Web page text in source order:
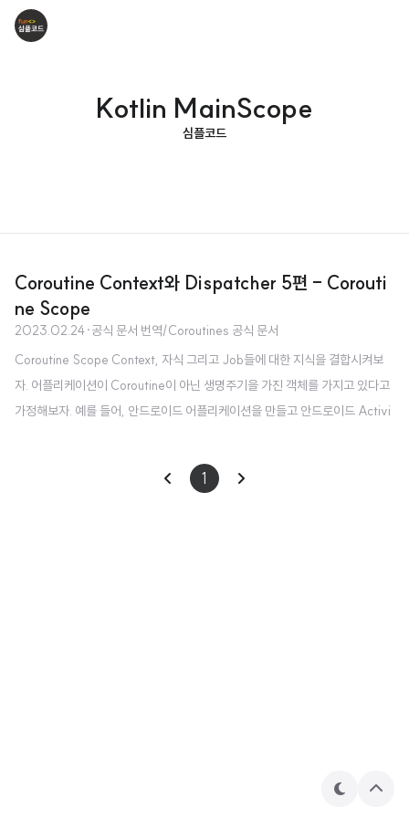
Kotlin MainScope
심플코드
Coroutine Context와 Dispatcher 5편 - Corouti
ne Scope
2023.02.24·공식 문서 번역/Coroutines 공식 문서
Coroutine Scope Context, 자식 그리고 Job들에 대한 지식을 결합시켜보
자. 어플리케이션이 Coroutine이 아닌 생명주기을 가진 객체를 가지고 있다고
가정해보자. 예를 들어, 안드로이드 어플리케이션을 만들고 안드로이드 Activi
행하는 등의 비동기 작업들을 수행하기 위해서 다양한 Coroutine들을 실행시
킬 수 있다. 이 Coroutine들은 Activity가 파괴될 때 메모리 누수를 방지하기
1
테
상